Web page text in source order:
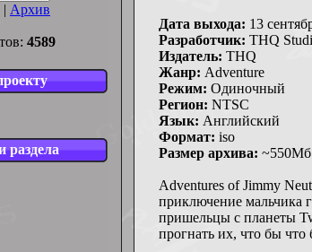
| Архив
4589
раздела
Дата выхода: 13
Разработчик: THQ
Издатель: THQ
Жанр: Adventure
Режим: Одиночный
Регион: NTSC
Язык: Английский
Формат: iso
Размер архива:
Adventures of Jimmy
приключение мальчика
пришельцы с планеты
прогнать их, что бы что